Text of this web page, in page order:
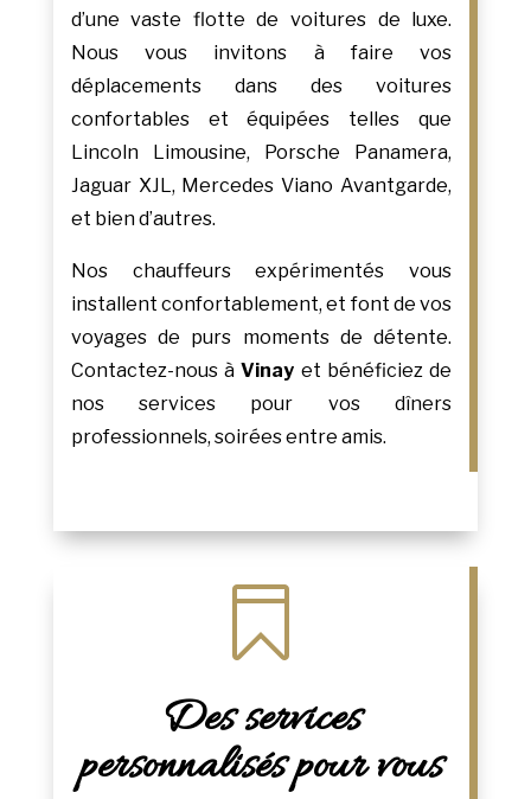
d’une vaste flotte de voitures de luxe.
Nous vous invitons à faire vos
déplacements dans des voitures
confortables et équipées telles que
Lincoln Limousine, Porsche Panamera,
Jaguar XJL, Mercedes Viano Avantgarde,
et bien d’autres.
Nos chauffeurs expérimentés vous
installent confortablement, et font de vos
voyages de purs moments de détente.
Contactez-nous àVinay et bénéficiez de
nos services pour vos dîners
professionnels, soirées entre amis.

Des services
personnalisés pour vous